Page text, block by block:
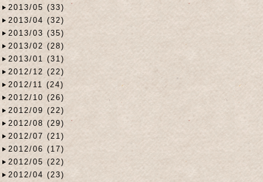
2013/05 (33)
2013/04 (32)
2013/03 (35)
2013/02 (28)
2013/01 (31)
2012/12 (22)
2012/11 (24)
2012/10 (26)
2012/09 (22)
2012/08 (29)
2012/07 (21)
2012/06 (17)
2012/05 (22)
2012/04 (23)